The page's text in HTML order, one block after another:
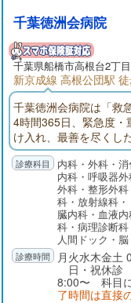
千葉徳洲会病院
千葉県船橋市高根台2丁
新京成線 高根公団駅
千葉徳洲会病院は「救
4時間365日、緊急度・
け入れ、最善を尽くし
ET-CTや放射線治療装
のほか、28床の緩和ケ
できる医療体制を確
は、回復期リハビリ
受け入れ、社会復帰
内科・外科・
内科・呼吸器
外科・整形外
科・放射線科
臓内科・血液
科・病理診断
人間ドック・
月火水木金土
日・祝休診
8:00〜 科目
了時間は直接